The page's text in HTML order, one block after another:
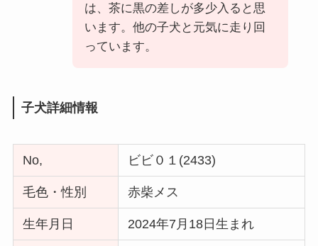
は、茶に黒の差しが多少入ると思
います。他の子犬と元気に走り回
っています。
子犬詳細情報
No, ビビ０１(2433)
毛色・性別 赤柴メス
生年月日 2024年7月18日生まれ